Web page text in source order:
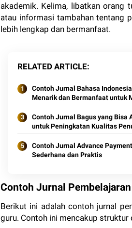
akademik. Kelima, libatkan orang
atau informasi tambahan tentang
lebih lengkap dan bermanfaat.
RELATED ARTICLE
Contoh Jurnal Bahasa
Menarik dan Bermanfaat untuk
Contoh Jurnal Bagus yang Bisa
untuk Peningkatan Kualitas
Contoh Jurnal Advance
Sederhana dan Praktis
Contoh Jurnal
Berikut ini adalah contoh jurnal
guru. Contoh ini mencakup struktur